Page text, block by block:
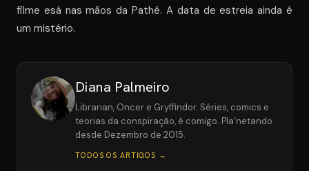
filme esá nas mãos da Pathé. A data de estreia ainda é
um mistério.
Diana Palmeiro
Librarian, Oncer e Gryffindor. Séries, comics e
teorias da conspiração, é comigo. Pla'netando
desde Dezembro de 2015.
TODOS OS ARTIGOS →